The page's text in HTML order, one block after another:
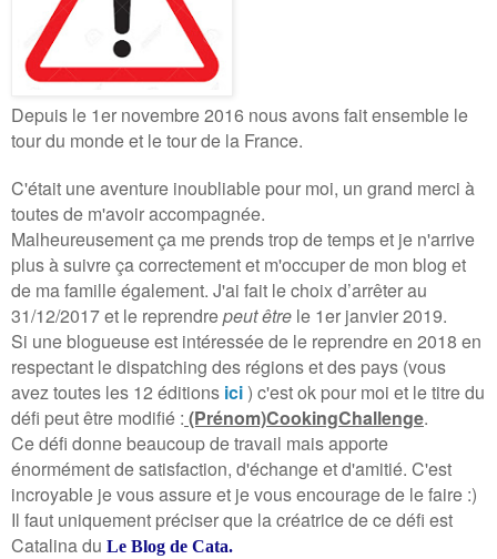
Depuis le 1er novembre 2016 nous avons fait ensemble le
tour du monde et le tour de la France.
C'était une aventure inoubliable pour moi, un grand merci à
toutes de m'avoir accompagnée.
Malheureusement ça me prends trop de temps et je n'arrive
plus à suivre ça correctement et m'occuper de mon blog et
de ma famille également. J'ai fait le choix d’arrêter au
31/12/2017 et le reprendrepeut être le 1er janvier 2019.
Si une blogueuse est intéressée de le reprendre en 2018 en
respectant le dispatching des régions et des pays (vous
avez toutes les 12 éditions ici) c'est ok pour moi et le titre du
défi peut être modifié : (Prénom)CookingChallenge.
Ce défi donne beaucoup de travail mais apporte
énormément de satisfaction, d'échange et d'amitié. C'est
incroyable je vous assure et je vous encourage de le faire :)
Il faut uniquement préciser que la créatrice de ce défi est
Catalina du Le Blog de Cata.